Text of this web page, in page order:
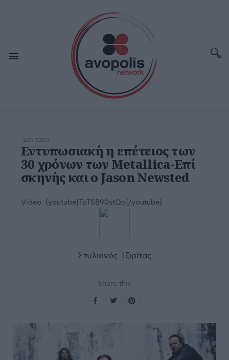
ΔΕΚ 7,2011
Εντυπωσιακή η επέτειος των
30 χρόνων των Metallica-Επί
σκηνής και ο Jason Newsted
Video: {youtube}TpTSB90stQo{/youtube}
Στυλιανός Τζιρίτας
Share this